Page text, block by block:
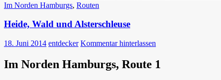
Im Norden Hamburgs, Routen
Heide, Wald und Alsterschleuse
18. Juni 2014 entdecker Kommentar hinterlassen
Im Norden Hamburgs, Route 1